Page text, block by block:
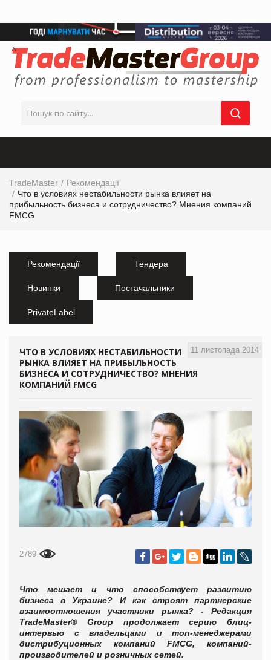
TradeMaster
Рекомендації
Что в условиях нестабильности рынка влияет на
прибыльность бизнеса и сотрудничество? Мнения компаний
FMCG
Рекомендації Тендера
Новинки Постачальники
PrivateLabel
11 листопада 2014
ЧТО В УСЛОВИЯХ НЕСТАБИЛЬНОСТИ
РЫНКА ВЛИЯЕТ НА ПРИБЫЛЬНОСТЬ
БИЗНЕСА И СОТРУДНИЧЕСТВО? МНЕНИЯ
КОМПАНИЙ FMCG
2789
Что мешает и что способствует развитию
бизнеса в Украине? И как строят партнерские
взаимоотношения участники рынка? - Редакция
TradeMaster® Group продолжает серию блиц-
интервью с владельцами и топ-менеджерами
дистрибуционных компаний FMCG, компаний-
производителей и розничных сетей.